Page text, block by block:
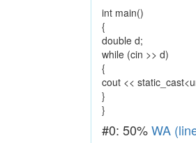
int main()
{
double d;
while (cin >> d)
{
cout <<
}
}
#0: 50%WA